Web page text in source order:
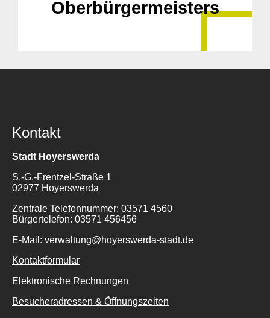
Oberbürgermeisters
Kontakt
Stadt Hoyerswerda
S.-G.-Frentzel-Straße 1
02977 Hoyerswerda
Zentrale Telefonnummer: 03571 4560
Bürgertelefon: 03571 456456
E-Mail: verwaltung@hoyerswerda-stadt.de
Kontaktformular
Elektronische Rechnungen
Besucheradressen & Öffnungszeiten